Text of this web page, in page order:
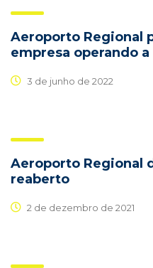
Aeroporto Regional
empresa operando
3 de junho de 2022
Aeroporto Regional
reaberto
2 de dezembro de 2021